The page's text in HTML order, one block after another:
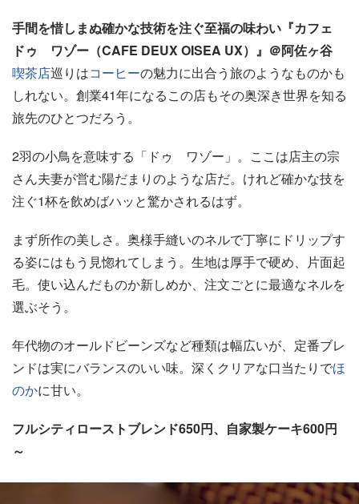
手間を惜しまぬ確かな技術を注ぐ至福の味わい『カフェ
ドゥ ワゾー（CAFE DEUX OISEA UX）』＠阿佐ヶ谷
喫茶店巡りはコーヒーの魅力に出合う旅のようなものかも
しれない。創業41年になるこの店もその奥深き世界を知る
旅先のひとつだろう。
2羽の小鳥を意味する「ドゥ ワゾー」。ここは店主の宗
さん夫妻が営む陽だまりのような店だ。けれど確かな技を
注ぐ1杯を飲めばハッと驚かされるはず。
まず所作の美しさ。奥様手縫いのネルで丁寧にドリップす
る姿にはもう見惚れてしまう。生地は厚手で硬め、片面起
毛。使い込んだものか新しめか、注文ごとに最適なネルを
選ぶそう。
年代物のオールドビーンズなど種類は幅広いが、定番ブレ
ンドは実にバランスのいい味。深くクリアな口当たりでほ
のかに甘い。
フルシティローストブレンド650円、自家製ケーキ600円
～